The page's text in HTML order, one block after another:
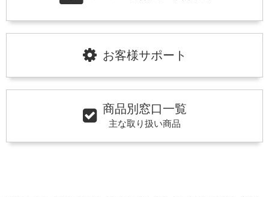
お客様サポート
商品別窓口一覧
主な取り扱い商品